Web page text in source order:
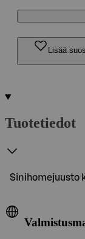
Lisää
Tuotetiedot
Sinihomejuusto